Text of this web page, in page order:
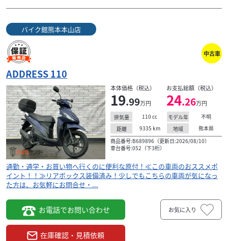
スズキ 中川輪業
Vストローム250SX [在庫有り] (チャンピオンイエロー...
本体価格:56.98万円（税込）
・フル液晶ディスプレイ ・油冷26psエンジン タフで機能的
なデザイン。 さまざまな道を楽しめるアドベンチャーマイ
ンドを刺激するサスペンションを搭載。
バイク館熊本本山店
中古車
ADDRESS 110
本体価格（税込）
19.99万円
お支払総額（税込）
24.26万円
排気量 110 cc モデル年
不明
距離
9335 km 地域
熊本県
商品番号:B689896（更新日:2026/08/10）
車台番号:052（下3桁）
通勤・通学・お買い物へ行くのに便利な原付！≪この車両のおススメポ
イント！！≫リアボックス装備済み！少しでもこちらの車両が気になっ
た方は、お気軽にお問合せ・...
お電話でお問い合わせ
在庫確認・見積依頼
お気に入り